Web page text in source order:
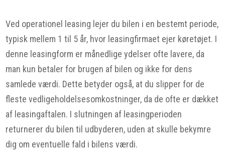
Ved operationel leasing lejer du bilen i en bestemt periode,
typisk mellem 1 til 5 år, hvor leasingfirmaet ejer køretøjet. I
denne leasingform er månedlige ydelser ofte lavere, da
man kun betaler for brugen af bilen og ikke for dens
samlede værdi. Dette betyder også, at du slipper for de
fleste vedligeholdelsesomkostninger, da de ofte er dækket
af leasingaftalen. I slutningen af leasingperioden
returnerer du bilen til udbyderen, uden at skulle bekymre
dig om eventuelle fald i bilens værdi.